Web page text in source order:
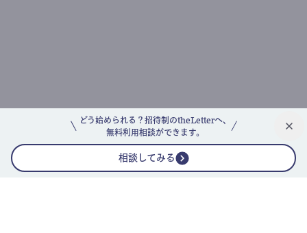
どう始められる？招待制のtheLetterへ、
無料利用相談ができます。
相談してみる